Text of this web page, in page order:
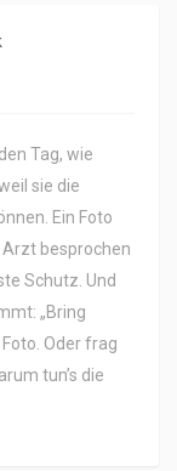
Tag, wie
sie die
Ein Foto
besprochen
Schutz. Und
„Bring
Oder frag
tun’s die